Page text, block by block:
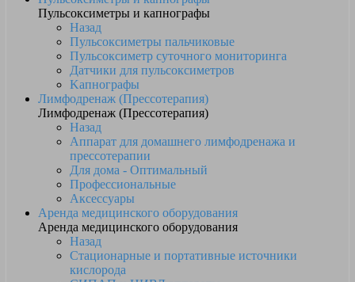
Пульсоксиметры и капнографы
Назад
Пульсоксиметры пальчиковые
Пульсоксиметр суточного мониторинга
Датчики для пульсоксиметров
Kапнографы
Лимфодренаж (Прессотерапия)
Лимфодренаж (Прессотерапия)
Назад
Аппарат для домашнего лимфодренажа и
прессотерапии
Для дома - Оптимальный
Профессиональные
Аксессуары
Аренда медицинского оборудования
Аренда медицинского оборудования
Назад
Стационарные и портативные источники
кислорода